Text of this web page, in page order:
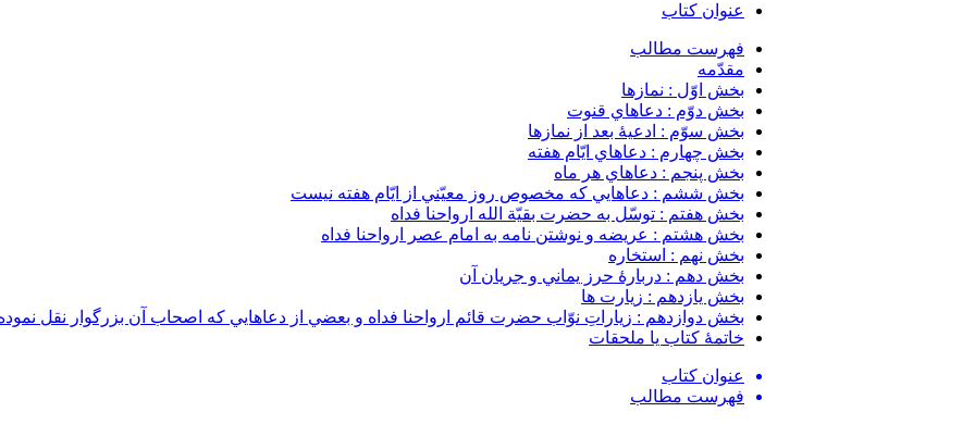
عنوان کتاب
فهرست مطالب
مقدّمه
بخش اوّل : نمازها
بخش دوّم : دعاهاي قنوت
بخش سوّم : ادعيهٔ بعد از نمازها
بخش چهارم : دعاهاي ايّام هفته
بخش پنجم : دعاهاي هر ماه
بخش ششم : دعاهايي که مخصوص روز معيّني از ايّام هفته نيست
بخش هفتم : توسّل به حضرت بقيّة الله ارواحنا فداه
بخش هشتم : عريضه و نوشتن نامه به امام عصر ارواحنا فداه
بخش نهم : استخاره
بخش دهم : دربارهٔ حرز يماني و جريان آن
بخش يازدهم : زيارت ها
بخش دوازدهم : زياراتِ نوّاب حضرت قائم ارواحنا فداه و بعضي از دعاهايي که اصحاب آن بزرگوار نقل نموده
خاتمهٔ كتاب يا ملحقات
عنوان کتاب
فهرست مطالب